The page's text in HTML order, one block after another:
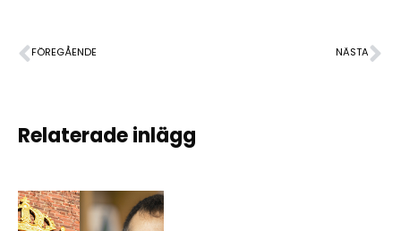
FÖREGÅENDE NÄSTA
Relaterade inlägg